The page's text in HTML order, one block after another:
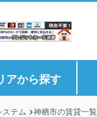
アから探す
ステム 神栖市の賃貸一覧